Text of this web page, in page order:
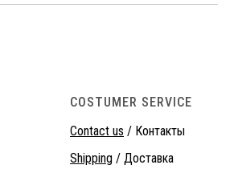
COSTUMER SERVICE
Contact us / Контакты
Shipping / Доставка